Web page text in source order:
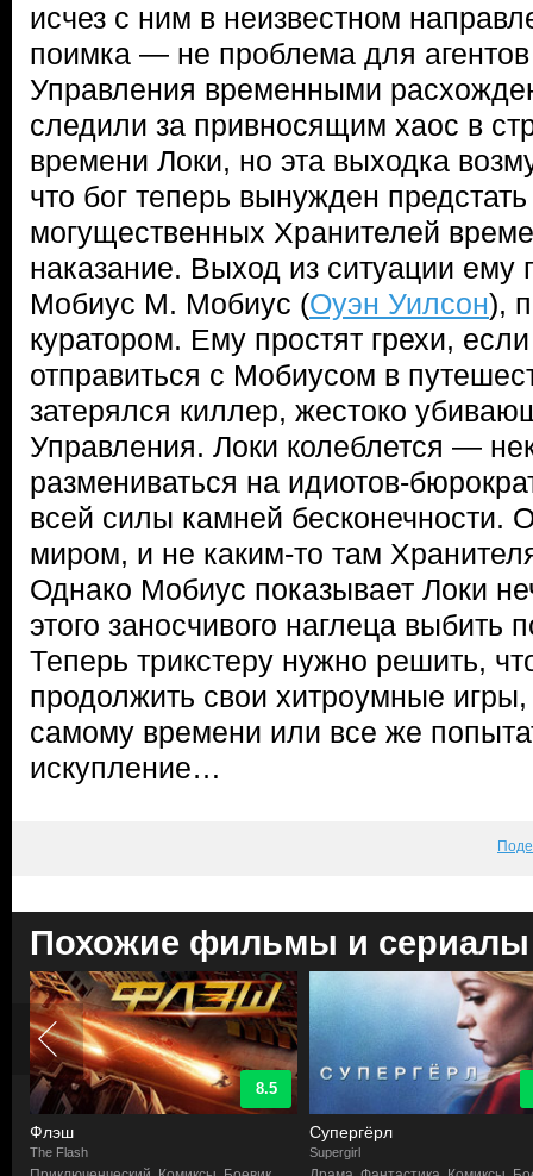
исчез с ним в неизвестном
поимка — не проблема для агентов
Управления временными
следили за привносящим хаос в
времени Локи, но эта выходка
что бог теперь вынужден
могущественных Хранителей
наказание. Выход из ситуации ему
Мобиус М. Мобиус (Оуэн Уилсон),
куратором. Ему простят грехи,
отправиться с Мобиусом в
затерялся киллер, жестоко
Управления. Локи колеблется —
размениваться на идиотов-
всей силы камней бесконечности.
миром, и не каким-то там
Однако Мобиус показывает Локи
этого заносчивого наглеца выбить
Теперь трикстеру нужно решить,
продолжить свои хитроумные
самому времени или все же
искупление…
Похожие фильмы и сериалы
8.5
Флэш
The Flash
Супергёрл
Supergirl